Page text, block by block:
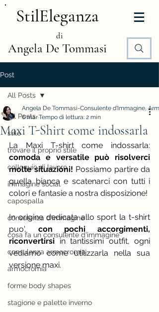
StilEleganza
di
Angela De Tommasi
Post
All Posts
stile
trovare il proprio stile
colloquio di lavoro
immagine social
capospalla
consulenza d'immagine
cosa fa un consulente d'immagine
consulenza armocromia
armocromia
forme body shapes
stagione e palette inverno
All Posts
Maxi T-Shirt come indossarla
Angela De Tommasi-Consulente d'Immagine,
6 marTempo di lettura: 2 min
comoda e versatile può risolverci
molte situazioni! Possiamo partire da
quella bianca e scatenarci con tutti i
colori e fantasie a nostra disposizione!
In origine dedicata allo sport la t-shirt
puo', con pochi accorgimenti,
riconvertirsi in tantissimi outfit, ogni
vediamo come utilizzarla nella sua
versione maxi.